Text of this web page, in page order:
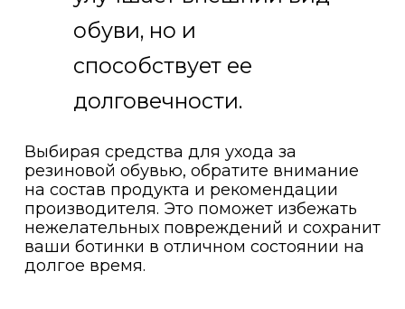
обуви, но и
способствует ее
долговечности.
Выбирая средства для ухода за
резиновой обувью, обратите внимание
на состав продукта и рекомендации
производителя. Это поможет избежать
нежелательных повреждений и сохранит
ваши ботинки в отличном состоянии на
долгое время.